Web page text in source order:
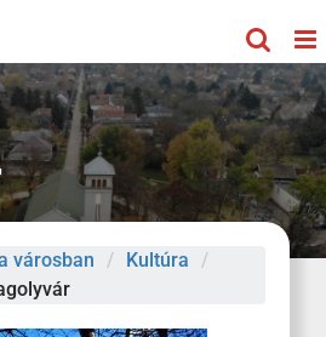
városban / Kultúra
/